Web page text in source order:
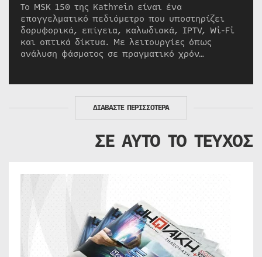
Το MSK 150 της Kathrein είναι ένα
επαγγελματικό πεδιόμετρο που υποστηρίζει
δορυφορικά, επίγεια, καλωδιακά, IPTV, Wi-Fi
και οπτικά δίκτυα. Με λειτουργίες όπως
ανάλυση φάσματος σε πραγματικό χρόν…
ΔΙΑΒΑΣΤΕ ΠΕΡΙΣΣΟΤΕΡΑ
ΣΕ ΑΥΤΟ ΤΟ ΤΕΥΧΟΣ